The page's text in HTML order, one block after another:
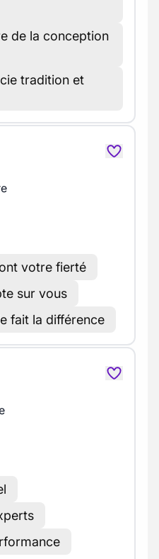
de la conception
tradition et
votre fierté
sur vous
fait la différence